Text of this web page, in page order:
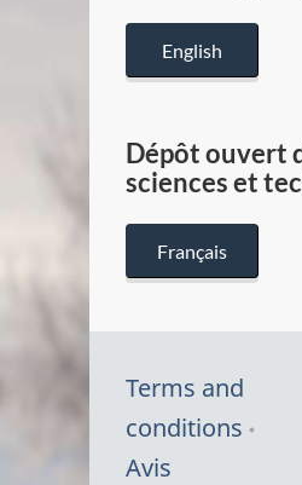
English
Dépôt ouvert
sciences et
Français
Terms and
conditions
Avis